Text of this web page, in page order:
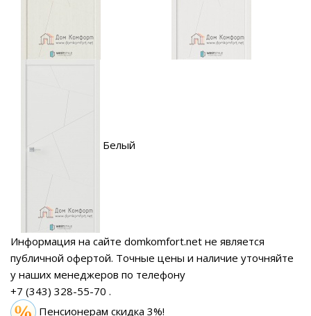
Белый
Информация на сайте domkomfort.net не является
публичной офертой. Точные цены и наличие уточняйте
у наших менеджеров по телефону
+7 (343) 328-55-70 .
Пенсионерам скидка 3%!